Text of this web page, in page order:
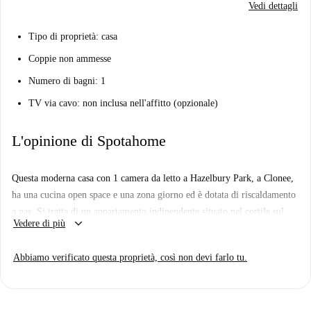
Vedi dettagli
Tipo di proprietà: casa
Coppie non ammesse
Numero di bagni: 1
TV via cavo: non inclusa nell'affitto (opzionale)
L'opinione di Spotahome
Questa moderna casa con 1 camera da letto a Hazelbury Park, a Clonee,
ha una cucina open space e una zona giorno ed è dotata di riscaldamento
a gas. Si tratta di un appartamento indipendente situato nel cortile sul
retro della casa del proprietario, ma è completamente autonomo e ha un
accettate.
Vedere di più keyboard_arrow_down
Abbiamo verificato questa proprietà, così non devi farlo tu.